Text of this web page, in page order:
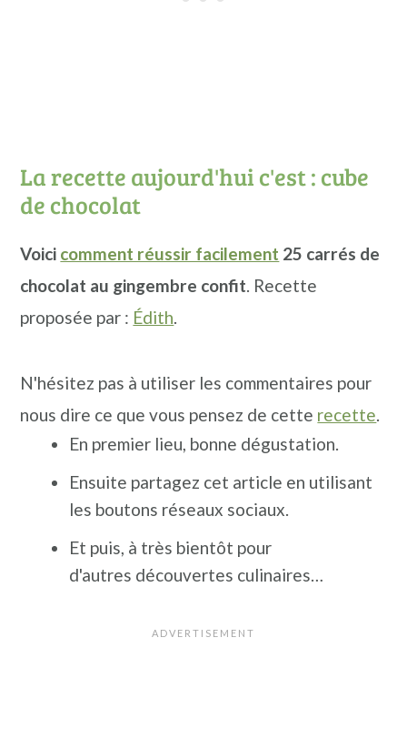
La recette aujourd'hui c'est : cube
de chocolat
Voici comment réussir facilement 25 carrés de
chocolat au gingembre confit. Recette
proposée par : Édith.
N'hésitez pas à utiliser les commentaires pour
nous dire ce que vous pensez de cette recette.
En premier lieu, bonne dégustation.
Ensuite partagez cet article en utilisant
les boutons réseaux sociaux.
Et puis, à très bientôt pour
d'autres découvertes culinaires…